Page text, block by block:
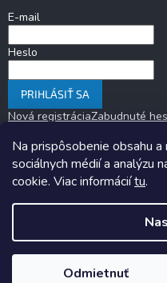
Na prispôsobenie obsahu
sociálnych médií a analýzu
cookie. Viac informáciítu.
Odmietnuť
E-mail
Heslo
PRIHLÁSIŤ SA
Nová registráciaZabudnuté
Copyright 2026